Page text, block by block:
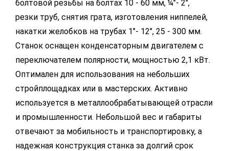
болтовой резьбы на болтах 10 - 60 мм, ¼"- 2",
резки труб, снятия грата, изготовления ниппелей,
накатки желобков на трубах 1"- 12", 25 - 300 мм.
Станок оснащен конденсаторным двигателем с
переключателем полярности, мощностью 2,1 кВт.
Оптимален для использования на небольших
стройплощадках или в мастерских. Активно
используется в металлообрабатывающей отрасли
и промышленности. Небольшой вес и габариты
отвечают за мобильность и транспортировку, а
надежная конструкция станка за долгий срок